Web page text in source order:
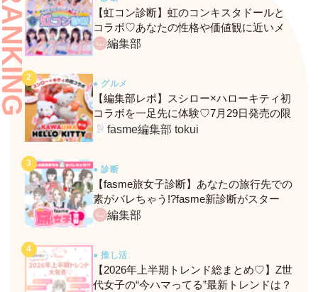
【虹コン診断】虹のコンキスタドールと
コラボ♡あなたの性格や価値観に近いメ
ンバーがわかる、fasmeの新診断がスター
編集部
● グルメ
【編集部レポ】スシロー×ハローキティ初
コラボを一足先に体験♡7月29日発売の限
定メニュー＆グッズをレポ！
fasme編集部 tokui
● 診断
【fasme旅女子診断】あなたの旅行先での
素がバレちゃう!?fasme新診断がスター
ト！編集部
● 推し活
【2026年上半期トレンド総まとめ♡】Z世
代女子の“今ハマってる”最新トレンドは？